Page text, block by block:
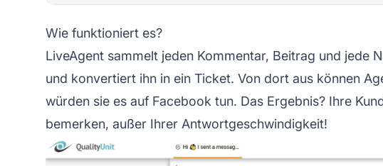
Wie funktioniert es?
LiveAgent sammelt jeden Kommentar, Beitrag und jede
und konvertiert ihn in ein Ticket. Von dort aus können
würden sie es auf Facebook tun. Das Ergebnis? Ihre
bemerken, außer Ihrer Antwortgeschwindigkeit!